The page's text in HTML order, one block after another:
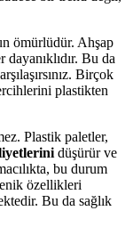
ömürlüdür. Ahşap
Bu da
Birçok
plastikten
Plastik paletler,
düşürür ve
bu durum
özellikleri
Bu da sağlık